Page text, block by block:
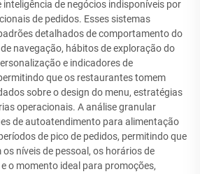
de negócios indisponíveis por
de pedidos. Esses sistemas
detalhados de comportamento do
navegação, hábitos de exploração do
e indicadores de
que os restaurantes tomem
sobre o design do menu, estratégias
operacionais. A análise granular
de autoatendimento para alimentação
de pico de pedidos, permitindo que
níveis de pessoal, os horários de
o momento ideal para promoções,